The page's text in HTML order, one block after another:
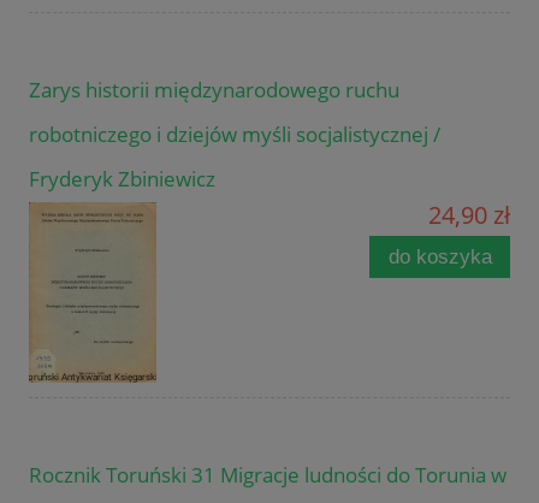
Zarys historii międzynarodowego ruchu
robotniczego i dziejów myśli socjalistycznej /
Fryderyk Zbiniewicz
24,90 zł
do koszyka
Rocznik Toruński 31 Migracje ludności do Torunia w